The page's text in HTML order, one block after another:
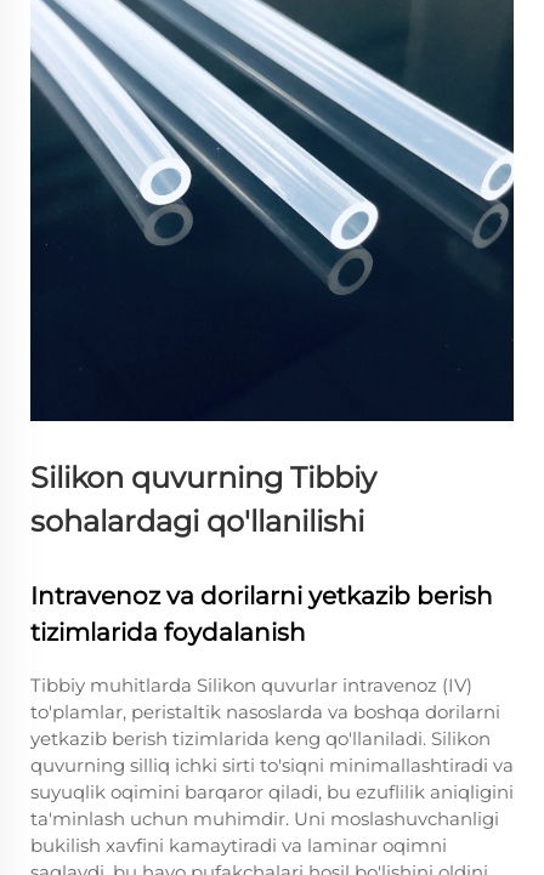
Silikon quvurning Tibbiy
sohalardagi qo'llanilishi
Intravenoz va dorilarni yetkazib berish
tizimlarida foydalanish
Tibbiy muhitlarda Silikon quvurlar intravenoz (IV)
to'plamlar, peristaltik nasoslarda va boshqa dorilarni
yetkazib berish tizimlarida keng qo'llaniladi. Silikon
quvurning silliq ichki sirti to'siqni minimallashtiradi va
suyuqlik oqimini barqaror qiladi, bu ezuflilik aniqligini
ta'minlash uchun muhimdir. Uni moslashuvchanligi
bukilish xavfini kamaytiradi va laminar oqimni